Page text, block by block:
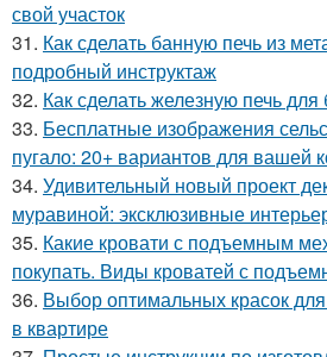
свой участок
31. Как сделать банную печь из
подробный инструктаж
32. Как сделать железную печь
33. Бесплатные изображения
пугало: 20+ вариантов для вашей
34. Удивительный новый проект
муравиной: эксклюзивные
35. Какие кровати с подъемным
покупать. Виды кроватей с
36. Выбор оптимальных красок
в квартире